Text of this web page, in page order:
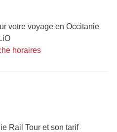
votre voyage en Occitanie
horaires
Rail Tour et son tarif